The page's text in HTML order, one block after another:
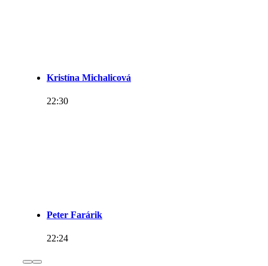
Kristína Michalicová
22:30
Peter Farárik
22:24